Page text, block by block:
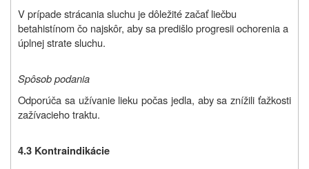
V prípade strácania sluchu je dôležité začať liečbu
betahistínom čo najskôr, aby sa predišlo progresii ochorenia a
úplnej strate sluchu.
Spôsob podania
Odporúča sa užívanie lieku počas jedla, aby sa znížili ťažkosti
zažívacieho traktu.
4.3 Kontraindikácie